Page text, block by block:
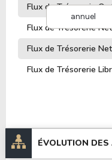
annuel
Flux de Trésorerie
Flux de Trésorerie
Flux de Trésorerie
Flux de Trésorerie
ÉVOLUTION